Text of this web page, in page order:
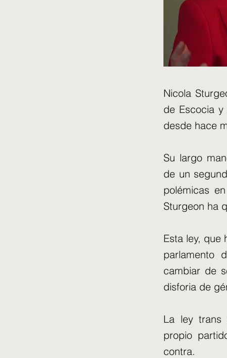
Nicola
de Escocia
desde hace
Su largo
de un
polémicas
Sturgeon ha
Esta ley, que
parlamento
cambiar de
disforia de
La ley trans
propio
contra.